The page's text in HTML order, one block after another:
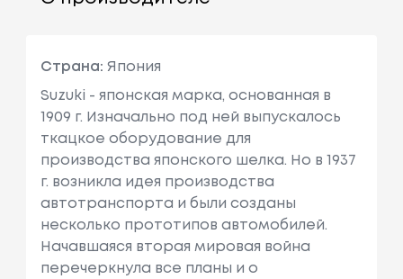
Страна: Япония
Suzuki - японская марка, основанная в
1909 г. Изначально под ней выпускалось
ткацкое оборудование для
производства японского шелка. Но в 1937
г. возникла идея производства
автотранспорта и были созданы
несколько прототипов автомобилей.
Начавшаяся вторая мировая война
перечеркнула все планы и о